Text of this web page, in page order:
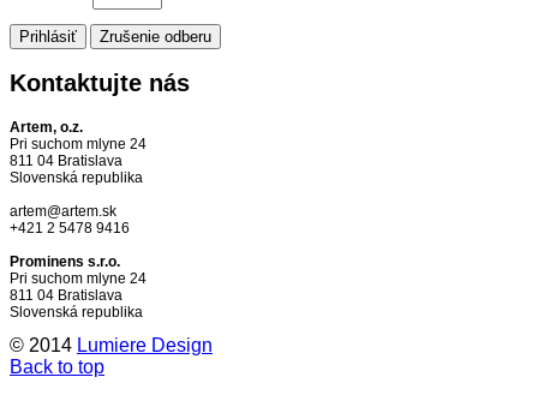
Kontaktujte nás
Artem, o.z.
Pri suchom mlyne 24
811 04 Bratislava
Slovenská republika
artem@artem.sk
+421 2 5478 9416
Prominens s.r.o.
Pri suchom mlyne 24
811 04 Bratislava
Slovenská republika
© 2014 Lumiere Design
Back to top